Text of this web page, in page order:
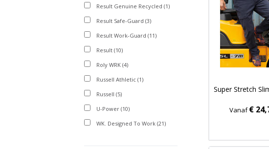
Result Genuine Recycled (1)
Result Safe-Guard (3)
Result Work-Guard (11)
Result (10)
Roly WRK (4)
Russell Athletic (1)
Russell (5)
U-Power (10)
WK. Designed To Work (21)
Super Stretch
Vanaf€